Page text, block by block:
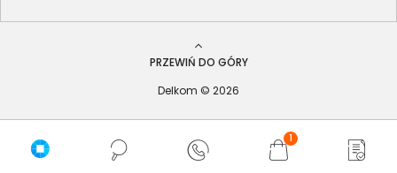
1
PRZEWIŃ DO GÓRY
Delkom © 2026